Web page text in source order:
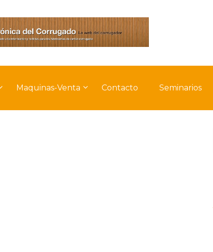
Maquinas-Venta Contacto Seminarios